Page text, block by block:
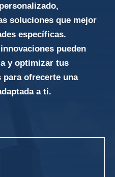
soluciones que mejor
específicas.
pueden
y optimizar tus
para ofrecerte una
a ti.